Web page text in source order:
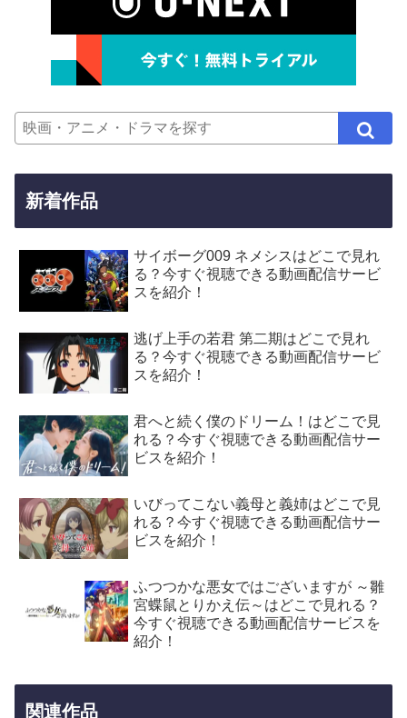
新着作品
サイボーグ009 ネメシスはどこで見れ
る？今すぐ視聴できる動画配信サービ
スを紹介！
逃げ上手の若君 第二期はどこで見れ
る？今すぐ視聴できる動画配信サービ
スを紹介！
君へと続く僕のドリーム！はどこで見
れる？今すぐ視聴できる動画配信サー
ビスを紹介！
いびってこない義母と義姉はどこで見
れる？今すぐ視聴できる動画配信サー
ビスを紹介！
ふつつかな悪女ではございますが ～雛
宮蝶鼠とりかえ伝～はどこで見れる？
今すぐ視聴できる動画配信サービスを
紹介！
関連作品